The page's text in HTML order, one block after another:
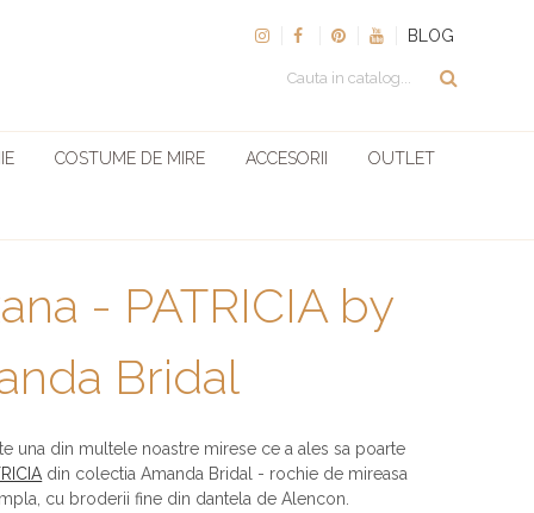
BLOG
COSTUME DE MIRE ACCESORII OUTLET
- PATRICIA by
Bridal
una din multele noastre mirese ce a ales sa poarte
din colectia Amanda Bridal - rochie de mireasa
cu broderii fine din dantela de Alencon.